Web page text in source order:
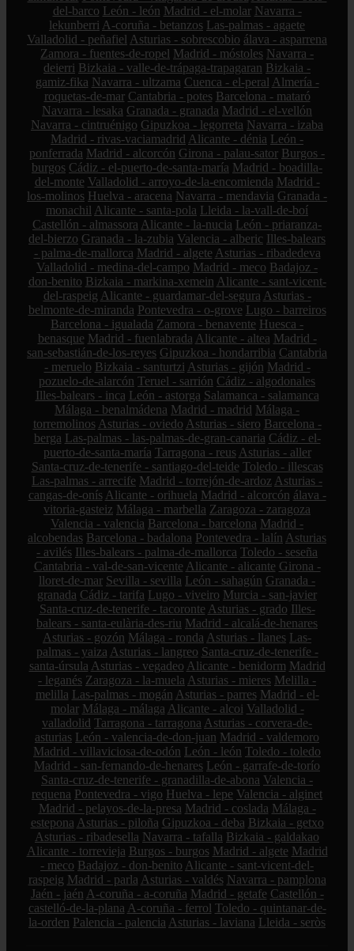
del-barco León - león Madrid - el-molar Navarra -
lekunberri A-coruña - betanzos Las-palmas - agaete
Valladolid - peñafiel Asturias - sobrescobio álava - asparrena
Zamora - fuentes-de-ropel Madrid - móstoles Navarra -
deierri Bizkaia - valle-de-trápaga-trapagaran Bizkaia -
gamiz-fika Navarra - ultzama Cuenca - el-peral Almería -
roquetas-de-mar Cantabria - potes Barcelona - mataró
Navarra - lesaka Granada - granada Madrid - el-vellón
Navarra - cintruénigo Gipuzkoa - legorreta Navarra - izaba
Madrid - rivas-vaciamadrid Alicante - dénia León -
ponferrada Madrid - alcorcón Girona - palau-sator Burgos -
burgos Cádiz - el-puerto-de-santa-maría Madrid - boadilla-
del-monte Valladolid - arroyo-de-la-encomienda Madrid -
los-molinos Huelva - aracena Navarra - mendavia Granada -
monachil Alicante - santa-pola Lleida - la-vall-de-boí
Castellón - almassora Alicante - la-nucia León - priaranza-
del-bierzo Granada - la-zubia Valencia - alberic Illes-balears
- palma-de-mallorca Madrid - algete Asturias - ribadedeva
Valladolid - medina-del-campo Madrid - meco Badajoz -
don-benito Bizkaia - markina-xemein Alicante - sant-vicent-
del-raspeig Alicante - guardamar-del-segura Asturias -
belmonte-de-miranda Pontevedra - o-grove Lugo - barreiros
Barcelona - igualada Zamora - benavente Huesca -
benasque Madrid - fuenlabrada Alicante - altea Madrid -
san-sebastián-de-los-reyes Gipuzkoa - hondarribia Cantabria
- meruelo Bizkaia - santurtzi Asturias - gijón Madrid -
pozuelo-de-alarcón Teruel - sarrión Cádiz - algodonales
Illes-balears - inca León - astorga Salamanca - salamanca
Málaga - benalmádena Madrid - madrid Málaga -
torremolinos Asturias - oviedo Asturias - siero Barcelona -
berga Las-palmas - las-palmas-de-gran-canaria Cádiz - el-
puerto-de-santa-maría Tarragona - reus Asturias - aller
Santa-cruz-de-tenerife - santiago-del-teide Toledo - illescas
Las-palmas - arrecife Madrid - torrejón-de-ardoz Asturias -
cangas-de-onís Alicante - orihuela Madrid - alcorcón álava -
vitoria-gasteiz Málaga - marbella Zaragoza - zaragoza
Valencia - valencia Barcelona - barcelona Madrid -
alcobendas Barcelona - badalona Pontevedra - lalín Asturias
- avilés Illes-balears - palma-de-mallorca Toledo - seseña
Cantabria - val-de-san-vicente Alicante - alicante Girona -
lloret-de-mar Sevilla - sevilla León - sahagún Granada -
granada Cádiz - tarifa Lugo - viveiro Murcia - san-javier
Santa-cruz-de-tenerife - tacoronte Asturias - grado Illes-
balears - santa-eulària-des-riu Madrid - alcalá-de-henares
Asturias - gozón Málaga - ronda Asturias - llanes Las-
palmas - yaiza Asturias - langreo Santa-cruz-de-tenerife -
santa-úrsula Asturias - vegadeo Alicante - benidorm Madrid
- leganés Zaragoza - la-muela Asturias - mieres Melilla -
melilla Las-palmas - mogán Asturias - parres Madrid - el-
molar Málaga - málaga Alicante - alcoi Valladolid -
valladolid Tarragona - tarragona Asturias - corvera-de-
asturias León - valencia-de-don-juan Madrid - valdemoro
Madrid - villaviciosa-de-odón León - león Toledo - toledo
Madrid - san-fernando-de-henares León - garrafe-de-torío
Santa-cruz-de-tenerife - granadilla-de-abona Valencia -
requena Pontevedra - vigo Huelva - lepe Valencia - alginet
Madrid - pelayos-de-la-presa Madrid - coslada Málaga -
estepona Asturias - piloña Gipuzkoa - deba Bizkaia - getxo
Asturias - ribadesella Navarra - tafalla Bizkaia - galdakao
Alicante - torrevieja Burgos - burgos Madrid - algete Madrid
- meco Badajoz - don-benito Alicante - sant-vicent-del-
raspeig Madrid - parla Asturias - valdés Navarra - pamplona
Jaén - jaén A-coruña - a-coruña Madrid - getafe Castellón -
castelló-de-la-plana A-coruña - ferrol Toledo - quintanar-de-
la-orden Palencia - palencia Asturias - laviana Lleida - seròs